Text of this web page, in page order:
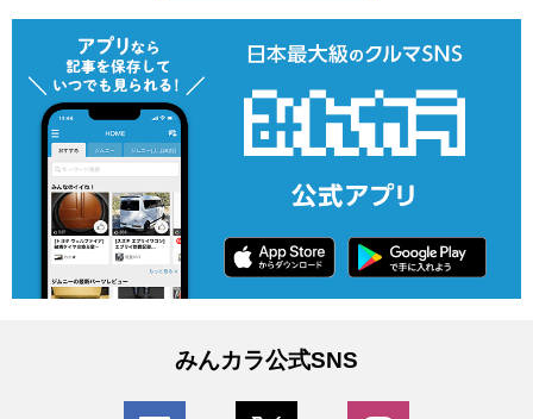
みんカラ公式SNS